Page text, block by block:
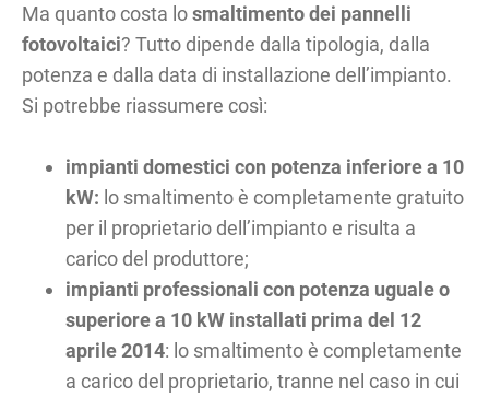
Ma quanto costa losmaltimento dei pannelli
fotovoltaici? Tutto dipende dalla tipologia, dalla
potenza e dalla data di installazione dell’impianto.
Si potrebbe riassumere così:
impianti domestici con potenza inferiore a 10
kW: lo smaltimento è completamente gratuito
per il proprietario dell’impianto e risulta a
carico del produttore;
impianti professionali con potenza uguale o
superiore a 10 kW installati prima del 12
aprile 2014: lo smaltimento è completamente
a carico del proprietario, tranne nel caso in cui